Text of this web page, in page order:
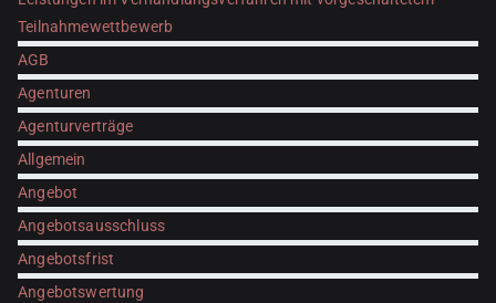
Teilnahmewettbewerb
AGB
Agenturen
Agenturverträge
Allgemein
Angebot
Angebotsausschluss
Angebotsfrist
Angebotswertung